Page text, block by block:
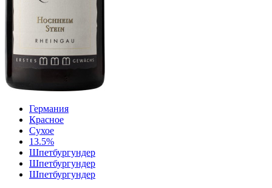
Германия
Красное
Сухое
13.5%
Шпетбургундер
Шпетбургундер
Шпетбургундер